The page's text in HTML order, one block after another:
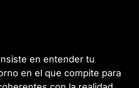
en entender tu
en el que compite para